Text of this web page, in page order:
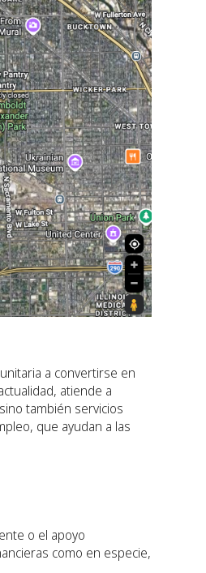
a convertirse en
atiende a
también servicios
que ayudan a las
o el apoyo
como en especie,